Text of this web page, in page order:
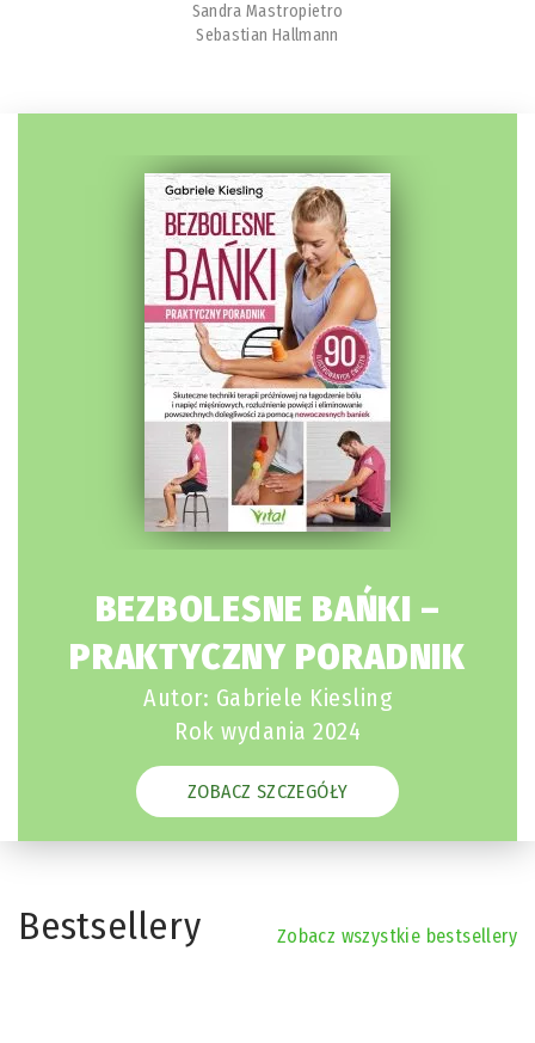
Sandra Mastropietro
Sebastian Hallmann
BEZBOLESNE BAŃKI –
PRAKTYCZNY PORADNIK
Autor: Gabriele Kiesling
Rok wydania 2024
ZOBACZ SZCZEGÓŁY
Bestsellery Zobacz wszystkie bestsellery